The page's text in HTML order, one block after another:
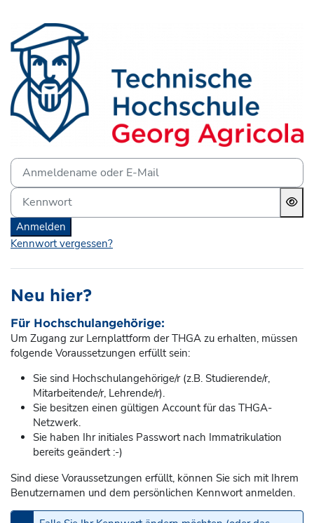
Anmelden bei
Anmeldename oder E-Mail
Kennwort
Anmelden
Kennwort vergessen?
Neu hier?
Für Hochschulangehörige:
Um Zugang zur Lernplattform der THGA zu erhalten, müssen
folgende Voraussetzungen erfüllt sein:
Sie sind Hochschulangehörige/r (z.B. Studierende/r,
Mitarbeitende/r, Lehrende/r).
Sie besitzen einen gültigen Account für das THGA-
Netzwerk.
Sie haben Ihr initiales Passwort nach Immatrikulation
bereits geändert :-)
Sind diese Voraussetzungen erfüllt, können Sie sich mit Ihrem
Benutzernamen und dem persönlichen Kennwort anmelden.